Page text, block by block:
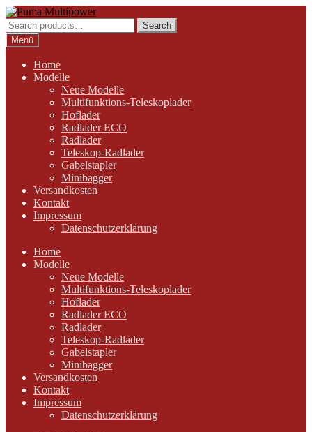
Zur
Navigation
springen
Zum
Inhalt
springen
Search
for:
Search
Menü
Home
Modelle
Neue Modelle
Multifunktions-Teleskoplader
Hoflader
Radlader ECO
Radlader
Teleskop-Radlader
Gabelstapler
Minibagger
Versandkosten
Kontakt
Impressum
Datenschutzerklärung
Home
Modelle
Neue Modelle
Multifunktions-Teleskoplader
Hoflader
Radlader ECO
Radlader
Teleskop-Radlader
Gabelstapler
Minibagger
Versandkosten
Kontakt
Impressum
Datenschutzerklärung